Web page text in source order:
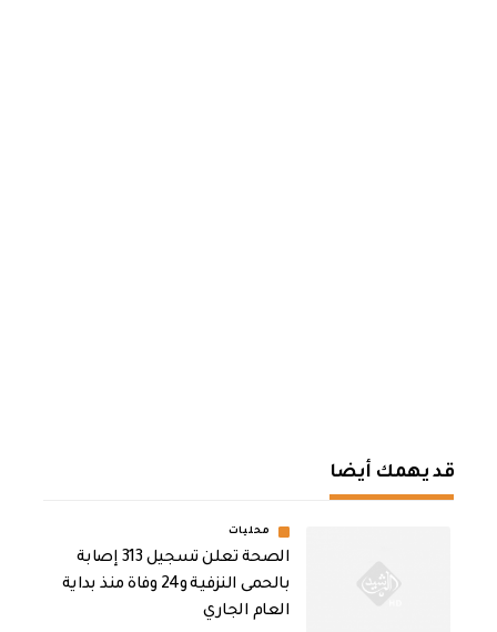
قد يهمك أيضا
محليات
الصحة تعلن تسجيل 313 إصابة
بالحمى النزفية و24 وفاة منذ بداية
العام الجاري